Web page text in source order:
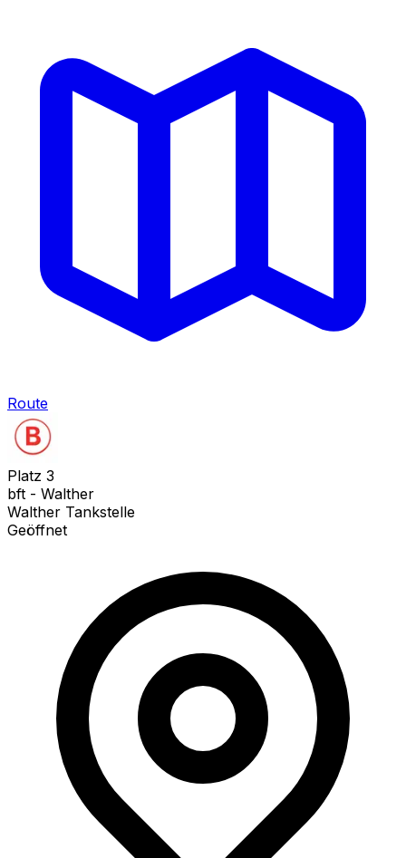
Route
Platz 3
bft - Walther
Walther Tankstelle
Geöffnet